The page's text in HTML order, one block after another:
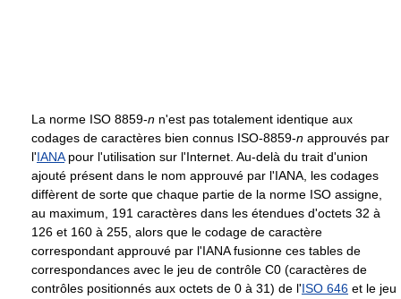
La norme ISO 8859-n n'est pas totalement identique aux
codages de caractères bien connus ISO-8859-n approuvés par
l'IANApour l'utilisation sur l'Internet. Au-delà du trait d'union
ajouté présent dans le nom approuvé par l'IANA, les codages
diffèrent de sorte que chaque partie de la norme ISO assigne,
au maximum, 191 caractères dans les étendues d'octets 32 à
126 et 160 à 255, alors que le codage de caractère
correspondant approuvé par l'IANA fusionne ces tables de
correspondances avec le jeu de contrôle C0 (caractères de
contrôles positionnés aux octets de 0 à 31) de l'ISO 646 et le jeu